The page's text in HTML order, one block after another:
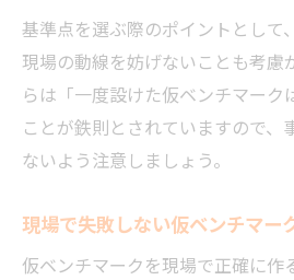
基準点を選ぶ際のポイントとして
現場の動線を妨げないことも考慮
らは「一度設けた仮ベンチマーク
ことが鉄則とされていますので、
ないよう注意しましょう。
現場で失敗しない仮ベンチマー
仮ベンチマークを現場で正確に作